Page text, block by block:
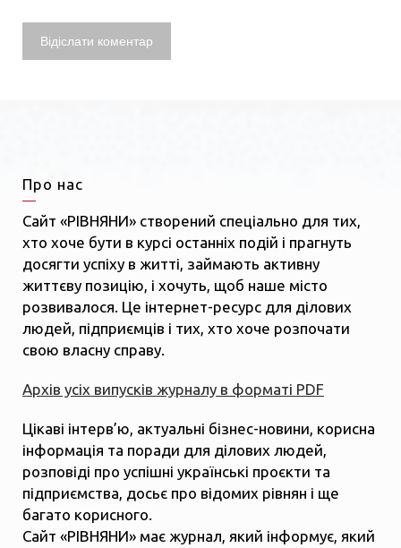
Про нас
Сайт «РІВНЯНИ» створений спеціально для тих,
хто хоче бути в курсі останніх подій і прагнуть
досягти успіху в житті, займають активну
життєву позицію, і хочуть, щоб наше місто
розвивалося. Це інтернет-ресурс для ділових
людей, підприємців і тих, хто хоче розпочати
свою власну справу.
Архів усіх випусків журналу в форматі PDF
Цікаві інтерв’ю, актуальні бізнес-новини, корисна
інформація та поради для ділових людей,
розповіді про успішні українські проєкти та
підприємства, досьє про відомих рівнян і ще
багато корисного.
Сайт «РІВНЯНИ» має журнал, який інформує, який